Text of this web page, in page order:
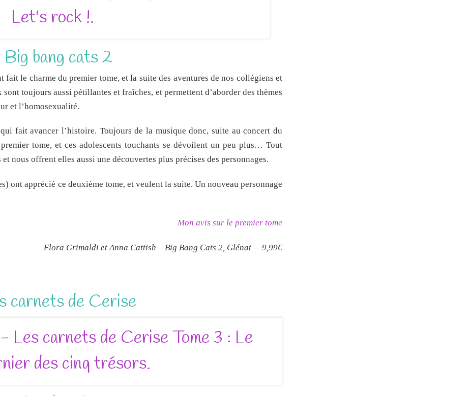
Big bang cats 2
le charme du premier tome, et la suite des aventures de nos collégiens et
toujours aussi pétillantes et fraîches, et permettent d’aborder des thèmes
et l’homosexualité.
fait avancer l’histoire. Toujours de la musique donc, suite au concert du
tome, et ces adolescents touchants se dévoilent un peu plus… Tout
nous offrent elles aussi une découvertes plus précises des personnages.
ont apprécié ce deuxième tome, et veulent la suite. Un nouveau personnage
Mon avis sur le premier tome
Flora Grimaldi et Anna Cattish – Big Bang Cats 2, Glénat – 9,99€
carnets de Cerise